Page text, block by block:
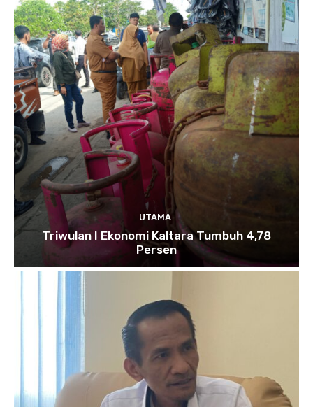
UTAMA
Triwulan I Ekonomi Kaltara Tumbuh 4,78
Persen